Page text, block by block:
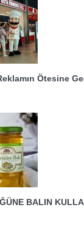
Ötesine
BALIN